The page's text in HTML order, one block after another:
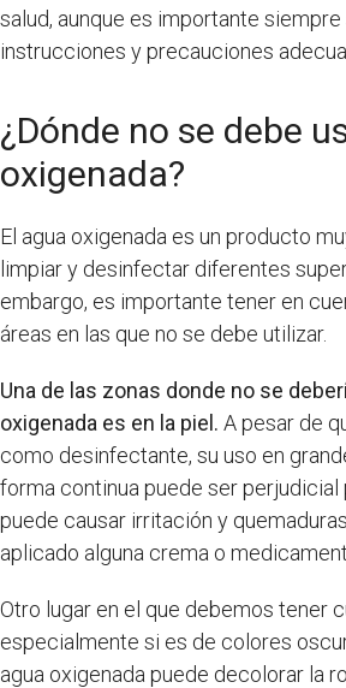
salud, aunque es importante siempre
instrucciones y precauciones
¿Dónde no se debe
oxigenada?
El agua oxigenada es un producto
limpiar y desinfectar diferentes
embargo, es importante tener en
áreas en las que no se debe utilizar.
Una de las zonas donde no se
oxigenada es en la piel. A pesar de
como desinfectante, su uso en
forma continua puede ser perjudicial
puede causar irritación y
aplicado alguna crema o
Otro lugar en el que debemos tener
especialmente si es de colores
agua oxigenada puede decolorar la